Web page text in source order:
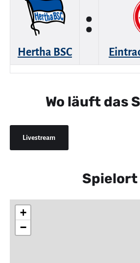
Hertha BSC
:
Wo läuft das
Livestream
Spielort
+
−